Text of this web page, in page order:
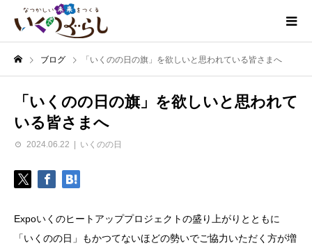
ブログ 「いくのの日の旗」を欲しいと思われている皆さまへ
「いくのの日の旗」を欲しいと思われて
いる皆さまへ
2024.06.22 いくのの日
Expoいくのヒートアッププロジェクトの盛り上がりとともに
「いくのの日」もかつてないほどの勢いでご協力いただく方が増